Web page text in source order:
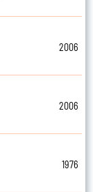
2006
2006
1976